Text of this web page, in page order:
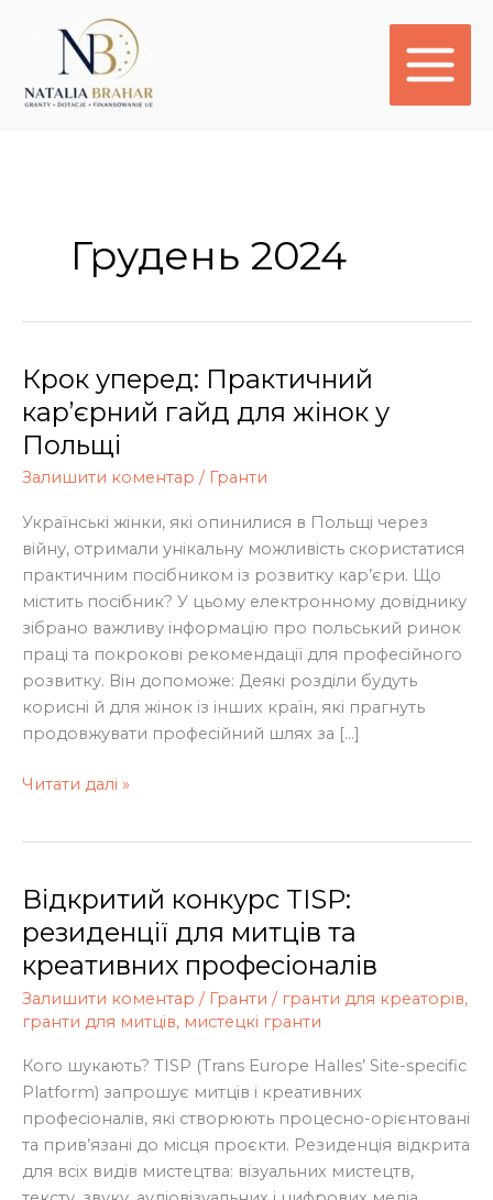
Грудень 2024
Крок уперед: Практичний
кар’єрний гайд для жінок у
Польщі
Залишити коментар / Гранти
Українські жінки, які опинилися в Польщі через
війну, отримали унікальну можливість скористатися
практичним посібником із розвитку кар’єри. Що
містить посібник? У цьому електронному довіднику
зібрано важливу інформацію про польський ринок
праці та покрокові рекомендації для професійного
розвитку. Він допоможе: Деякі розділи будуть
корисні й для жінок із інших країн, які прагнуть
продовжувати професійний шлях за […]
Крок
уперед:
Практичний
кар’єрний
гайд
жінок
у
Польщі
Читати далі »
Відкритий конкурс TISP:
резиденції для митців та
креативних професіоналів
Залишити коментар / Гранти / гранти для креаторів,
гранти для митців, мистецкі гранти
Кого шукають? TISP (Trans Europe Halles’ Site-specific
Platform) запрошує митців і креативних
професіоналів, які створюють процесно-орієнтовані
та прив’язані до місця проєкти. Резиденція відкрита
для всіх видів мистецтва: візуальних мистецтв,
Відкритий
TISP:
резиденції
для
митців
креативних
професіоналів